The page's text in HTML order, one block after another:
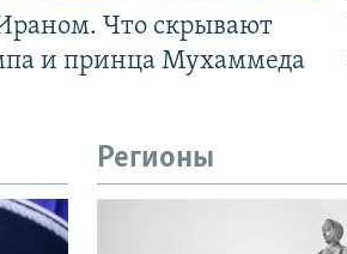
Что скрывают
и принца Мухаммеда
Регионы